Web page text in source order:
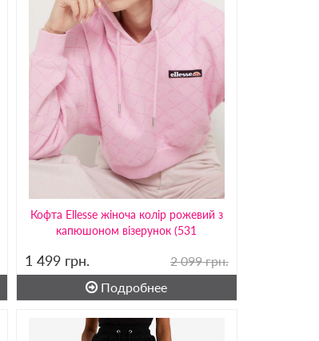
Кофта Ellesse жіноча колір рожевий з
капюшоном візерунок (531
1 499 грн.
2 099 грн.
Подробнее